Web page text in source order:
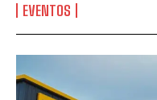
EVENTOS